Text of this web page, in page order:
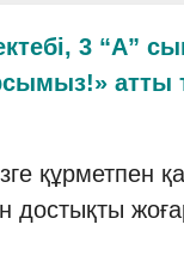
3 “А”
атты
құрметпен
достықты